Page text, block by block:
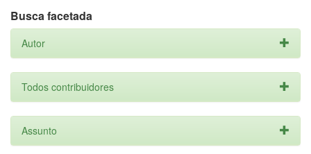
Busca facetada
Autor
Todos contribuidores
Assunto